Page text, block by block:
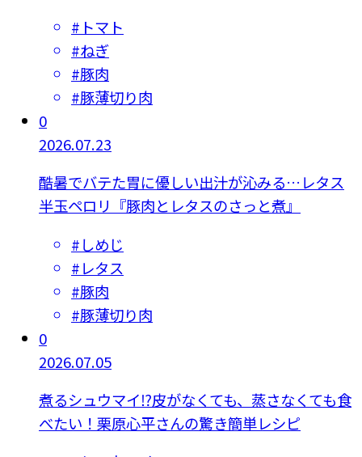
# トマト
#ねぎ
#豚肉
#豚薄切り肉
0
2026.07.23
酷暑でバテた胃に優しい出汁が沁みる…レタス
半玉ペロリ『豚肉とレタスのさっと煮』
#しめじ
#レタス
#豚肉
#豚薄切り肉
0
2026.07.05
煮るシュウマイ⁉皮がなくても、蒸さなくても食
べたい！栗原心平さんの驚き簡単レシピ